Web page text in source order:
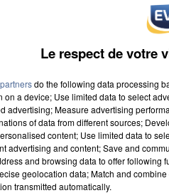
les habitants. En France,
. Des chiffres qui
Le respect de votre
do the following data processing
on a device; Use limited data to select
advertising; Measure advertising
of data from different sources;
content; Use limited data to
advertising and content; Save and
and browsing data to offer
geolocation data; Match and
transmitted automatically.